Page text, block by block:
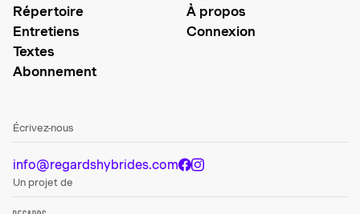
Répertoire
Entretiens
Textes
Abonnement
À propos
Connexion
Écrivez-nous
info@regardshybrides.com
Un projet de